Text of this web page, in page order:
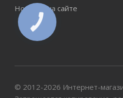
Новинки на сайте
© 2012-2026 Интернет-
КНОПКА
СВЯЗИ